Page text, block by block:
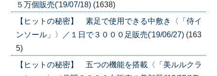
５万個販売('19/07/18) (1638)
【ヒットの秘密】 素足で使用できる中敷き〈「侍イ
ンソール」〉／１日で３０００足販売('19/06/27) (163
5)
【ヒットの秘密】 五つの機能を搭載〈「美ルルクラ